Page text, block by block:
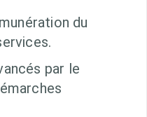
du
par le